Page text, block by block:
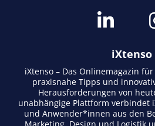
iXtenso
iXtenso – Das Onlinemagazin
praxisnahe Tipps und
Herausforderungen von
unabhängige Plattform verbindet
und Anwender*innen aus den
Marketing, Design und Logistik